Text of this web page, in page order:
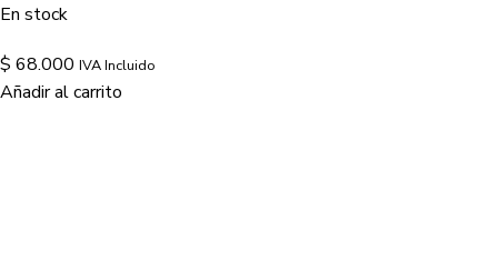
En stock
$ 68.000 IVA Incluido
Añadir al carrito